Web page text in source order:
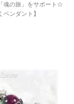
魂の旅」をサポート☆
ンダント】